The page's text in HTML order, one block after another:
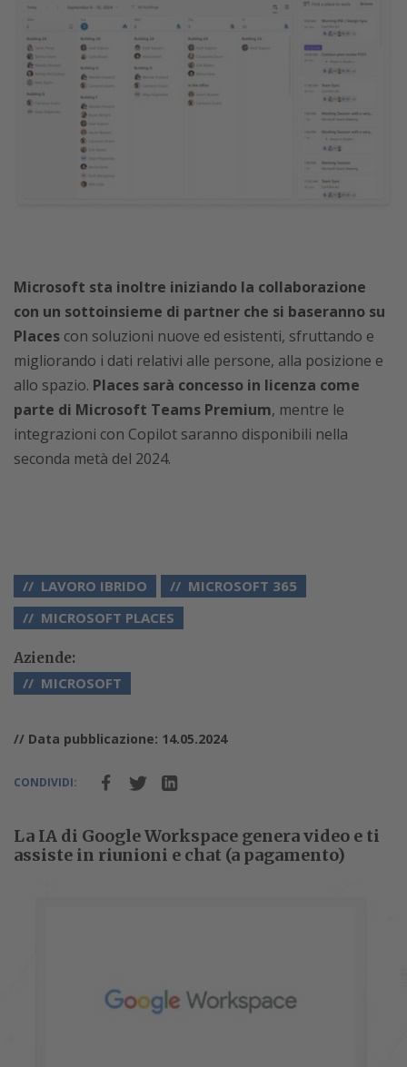
Microsoft sta inoltre iniziando la collaborazione
con un sottoinsieme di partner che si baseranno su
Places con soluzioni nuove ed esistenti, sfruttando e
migliorando i dati relativi alle persone, alla posizione e
allo spazio. Places sarà concesso in licenza come
parte di Microsoft Teams Premium, mentre le
integrazioni con Copilot saranno disponibili nella
seconda metà del 2024.
LAVORO IBRIDO
MICROSOFT 365
MICROSOFT PLACES
Aziende:
MICROSOFT
// Data pubblicazione: 14.05.2024
CONDIVIDI:
La IA di Google Workspace genera video e ti
assiste in riunioni e chat (a pagamento)